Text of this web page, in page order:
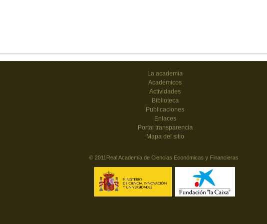
La academia
Académicos
Actividades
Biblioteca
Publicaciones
Enlaces
Portal transparencia
Mapa del sitio
© 2011Real Academia de Ciencias Económicas y Financieras